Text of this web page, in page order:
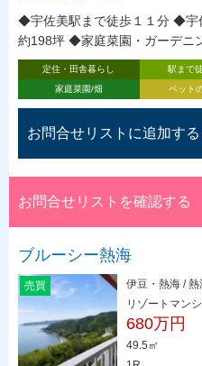
◆宇佐美駅まで徒歩１１分 ◆宇
約198坪 ◆家庭菜園・ガーデニ
定住・田舎暮らし 駅まで
家庭菜園/畑
ペット
お問合せリストに追加する
お問合せリストを確認する
ブルーシー熱海
売買
伊豆・熱海 / 熱
リゾートマン
680万円
49.5㎡